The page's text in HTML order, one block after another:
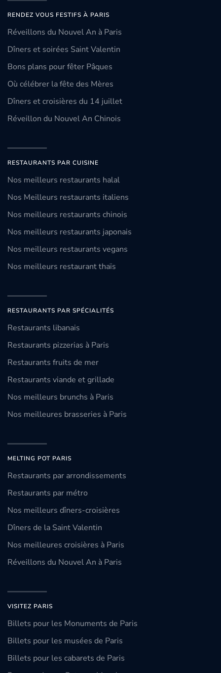
RENDEZ VOUS FESTIFS À PARIS
Réveillons du Nouvel An à Paris
Dîners et soirées Saint Valentin
Bons plans pour fêter Pâques
Où célébrer la fête des Mères
Dîners et croisières du 14 juillet
Réveillon du Nouvel An Chinois
RESTAURANTS PAR CUISINE
Nos meilleurs restaurants halal
Nos Meilleurs restaurants italiens
Nos meilleurs restaurants chinois
Nos meilleurs restaurants japonais
Nos meilleurs restaurants vegans
Nos meilleurs restaurant thaïs
RESTAURANTS PAR SPÉCIALITÉS
Restaurants libanais
Restaurants pizzerias à Paris
Restaurants fruits de mer
Restaurants viande et grillade
Nos meilleurs brunchs à Paris
Nos meilleures brasseries à Paris
MELTING POT PARIS
Restaurants par arrondissements
Restaurants par métro
Nos meilleurs dîners-croisières
Dîners de la Saint Valentin
Nos meilleures croisières à Paris
Réveillons du Nouvel An à Paris
VISITEZ PARIS
Billets pour les Monuments de Paris
Billets pour les musées de Paris
Billets pour les cabarets de Paris